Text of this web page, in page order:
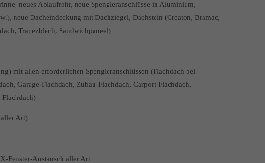
neues Ablaufrohr, neue Spengleranschlüsse in Aluminium,
neue Dacheindeckung mit Dachziegel, Dachstein (Creaton, Bramac,
Trapezblech, Sandwichpaneel)
mit allen erforderlichen Spengleranschlüssen (Flachdach bei
Garage-Flachdach, Zubau-Flachdach, Carport-Flachdach,
Flachdach)
Art)
Fenster-Austausch aller Art